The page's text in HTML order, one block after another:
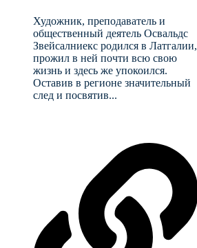
Художник, преподаватель и
общественный деятель Освальдс
Звейсалниекс родился в Латгалии,
прожил в ней почти всю свою
жизнь и здесь же упокоился.
Оставив в регионе значительный
след и посвятив...